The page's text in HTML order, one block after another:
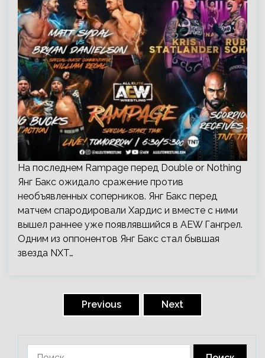
На последнем Rampage перед Double or Nothing
Янг Бакс ожидало сражение против
необъявленных соперников. Янг Бакс перед
матчем спародировали Хардис и вместе с ними
вышел раннее уже появлявшийся в AEW Гангрел.
Одним из оппонентов Янг Бакс стал бывшая
звезда NXT…
Previous Next